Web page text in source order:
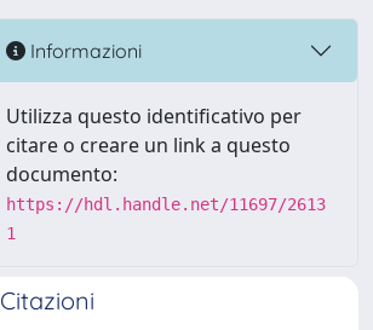
Informazioni
Utilizza questo identificativo per
citare o creare un link a questo
documento:
https://hdl.handle.net/11697/2613
1
Citazioni